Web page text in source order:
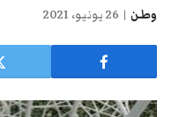
وطن 26 يونيو، 2021